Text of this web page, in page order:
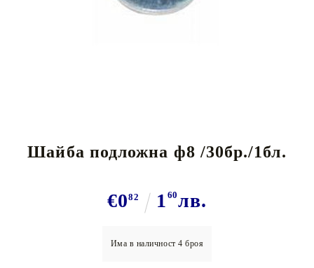
Шайба подложна ф8 /30бр./1бл.
€082 1 60лв.
Има в наличност4 броя